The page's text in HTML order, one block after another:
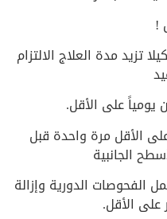
!
تزيد مدة العلاج الالتزام
يومياً على الأقل.
الأقل مرة واحدة قبل
الجانبية
الفحوصات الدورية وإزالة